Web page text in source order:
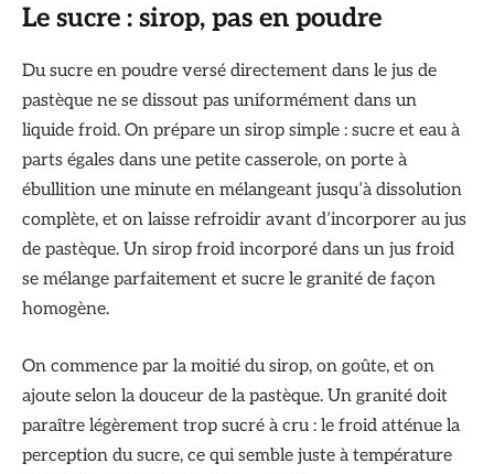
Le sucre : sirop, pas en poudre
Du sucre en poudre versé directement dans le jus de
pastèque ne se dissout pas uniformément dans un
liquide froid. On prépare un sirop simple : sucre et eau à
parts égales dans une petite casserole, on porte à
ébullition une minute en mélangeant jusqu’à dissolution
complète, et on laisse refroidir avant d’incorporer au jus
de pastèque. Un sirop froid incorporé dans un jus froid
se mélange parfaitement et sucre le granité de façon
homogène.
On commence par la moitié du sirop, on goûte, et on
ajoute selon la douceur de la pastèque. Un granité doit
paraître légèrement trop sucré à cru : le froid atténue la
perception du sucre, ce qui semble juste à température